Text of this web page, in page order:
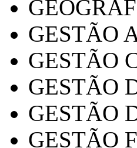
GESTÃO
GESTÃO
GESTÃO
GESTÃO
GESTÃO